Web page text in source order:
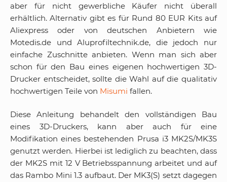
aber für nicht gewerbliche Käufer nicht überall
erhältlich. Alternativ gibt es für Rund 80 EUR Kits auf
Aliexpress oder von deutschen Anbietern wie
Motedis.de und Aluprofiltechnik.de, die jedoch nur
einfache Zuschnitte anbieten. Wenn man sich aber
schon für den Bau eines eigenen hochwertigen 3D-
Drucker entscheidet, sollte die Wahl auf die qualitativ
hochwertigen Teile von Misumi fallen.
Diese Anleitung behandelt den vollständigen Bau
eines 3D-Druckers, kann aber auch für eine
Modifikation eines bestehenden Prusa i3 MK2S/MK3S
genutzt werden. Hierbei ist lediglich zu beachten, dass
der MK2S mit 12 V Betriebsspannung arbeitet und auf
das Rambo Mini 1.3 aufbaut. Der MK3(S) setzt dagegen